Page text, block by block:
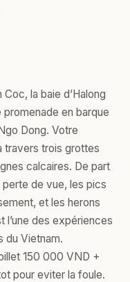
la baie d’Halong
en barque
Dong. Votre
travers trois grottes
calcaires. De part
perte de vue, les pics
et les herons
l’une des expériences
du Vietnam.
150 000 VND +
pour eviter la foule.